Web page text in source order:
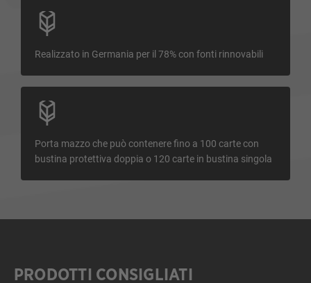
Realizzato in Germania per il 78% con fonti rinnovabili
Porta mazzo che può contenere fino a 100 carte con
bustina protettiva doppia o 120 carte in bustina singola
Salta la galleria dei prodotti
PRODOTTI CONSIGLIATI